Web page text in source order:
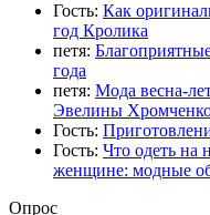
Гость: Как
год Кролика
петя:
года
петя: Мода весна-
Эвелины
Гость:
Гость: Что одеть на
женщине: модные
Опрос